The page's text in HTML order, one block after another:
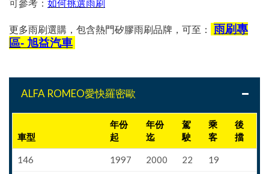
可參考： 如何挑選雨刷
更多雨刷選購，包含熱門矽膠雨刷品牌，可至：
雨刷專
區- 旭益汽車
ALFA ROMEO愛快羅密歐
車型
年份
起
年份
迄
駕
駛
乘
客
後
擋
146 1997 2000 22 19